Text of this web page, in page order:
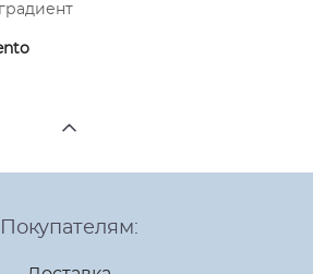
Покупателям: